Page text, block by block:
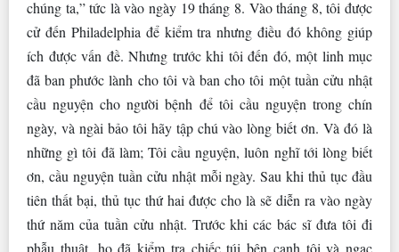
chúng ta,” tức là vào ngày 19 tháng 8. Vào tháng 8, tôi được
cử đến Philadelphia để kiểm tra nhưng điều đó không giúp
ích được vấn đề. Nhưng trước khi tôi đến đó, một linh mục
đã ban phước lành cho tôi và ban cho tôi một tuần cửu nhật
cầu nguyện cho người bệnh để tôi cầu nguyện trong chín
ngày, và ngài bảo tôi hãy tập chú vào lòng biết ơn. Và đó là
những gì tôi đã làm; Tôi cầu nguyện, luôn nghĩ tới lòng biết
ơn, cầu nguyện tuần cửu nhật mỗi ngày. Sau khi thủ tục đầu
tiên thất bại, thủ tục thứ hai được cho là sẽ diễn ra vào ngày
thứ năm của tuần cửu nhật. Trước khi các bác sĩ đưa tôi đi
phẫu thuật, họ đã kiểm tra chiếc túi bên cạnh tôi và ngạc